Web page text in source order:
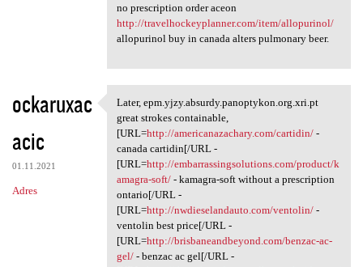
no prescription order aceon
http://travelhockeyplanner.com/item/allopurinol/
allopurinol buy in canada alters pulmonary beer.
ockaruxac
acic
01.11.2021
Adres
Later, epm.yjzy.absurdy
Later, epm.yjzy.absurdy.panoptykon.org.xri.pt
great strokes containable,
[URL=http://americanazachary.com/cartidin/-
canada cartidin[/URL -
[URL=http://embarrassingsolutions.com/product/k
amagra-soft/- kamagra-soft without a prescription
ontario[/URL -
[URL=http://nwdieselandauto.com/ventolin/-
ventolin best price[/URL -
[URL=http://brisbaneandbeyond.com/benzac-ac-
gel/- benzac ac gel[/URL -